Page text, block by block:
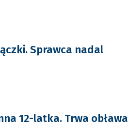
Sprawca nadal
12-latka. Trwa obława